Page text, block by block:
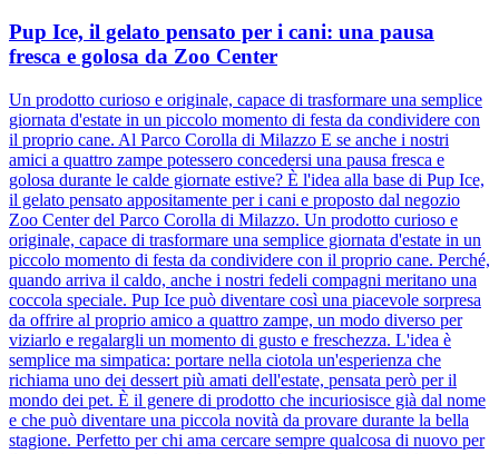
Pup Ice, il gelato pensato per i cani: una pausa
fresca e golosa da Zoo Center
Un prodotto curioso e originale, capace di trasformare una semplice
giornata d'estate in un piccolo momento di festa da condividere con
il proprio cane. Al Parco Corolla di Milazzo E se anche i nostri
amici a quattro zampe potessero concedersi una pausa fresca e
golosa durante le calde giornate estive? È l'idea alla base di Pup Ice,
il gelato pensato appositamente per i cani e proposto dal negozio
Zoo Center del Parco Corolla di Milazzo. Un prodotto curioso e
originale, capace di trasformare una semplice giornata d'estate in un
piccolo momento di festa da condividere con il proprio cane. Perché,
quando arriva il caldo, anche i nostri fedeli compagni meritano una
coccola speciale. Pup Ice può diventare così una piacevole sorpresa
da offrire al proprio amico a quattro zampe, un modo diverso per
viziarlo e regalargli un momento di gusto e freschezza. L'idea è
semplice ma simpatica: portare nella ciotola un'esperienza che
richiama uno dei dessert più amati dell'estate, pensata però per il
mondo dei pet. È il genere di prodotto che incuriosisce già dal nome
e che può diventare una piccola novità da provare durante la bella
stagione. Perfetto per chi ama cercare sempre qualcosa di nuovo per